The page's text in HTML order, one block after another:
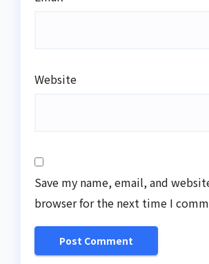
Website
Save my name, email, and
browser for the next time I